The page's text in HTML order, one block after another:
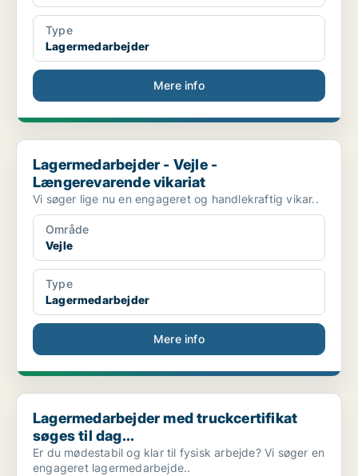
Type
Lagermedarbejder
Mere info
Lagermedarbejder - Vejle - Længerevarende vikariat
Lagermedarbejder - Vejle -
Længerevarende vikariat
Vi søger lige nu en engageret og handlekraftig vikar..
Område
Vejle
Type
Lagermedarbejder
Mere info
Lagermedarbejder med truckcertifikat søges til dag...
Lagermedarbejder med truckcertifikat
søges til dag...
Er du mødestabil og klar til fysisk arbejde? Vi søger en
engageret lagermedarbejde..